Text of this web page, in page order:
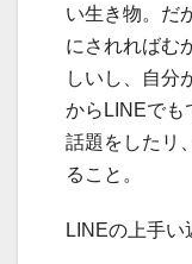
い生き物。だ
にされればむ
しいし、自分
からLINEでも
話題をしたリ
ること。
LINEの上手